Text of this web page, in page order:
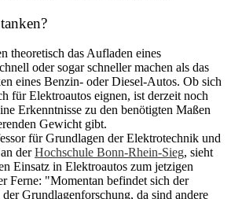
theoretisch das Aufladen eines
oder sogar schneller machen als das
eines Benzin- oder Diesel-Autos. Ob sich
für Elektroautos eignen, ist derzeit noch
Erkenntnisse zu den benötigten Maßen
Gewicht gibt.
für Grundlagen der Elektrotechnik und
derHochschule Bonn-Rhein-Sieg, sieht
Einsatz in Elektroautos zum jetzigen
Ferne: "Momentan befindet sich der
Grundlagenforschung, da sind andere